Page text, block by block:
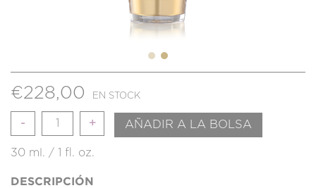
€228,00 EN STOCK
Cantidad AÑADIR A LA BOLSA
30 ml. / 1 fl. oz.
DESCRIPCIÓN